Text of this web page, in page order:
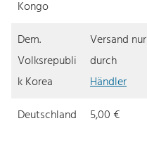
Kongo
Dem.
Volksrepubli
k Korea
Versand nur
durch
Händler
Deutschland
5,00 €